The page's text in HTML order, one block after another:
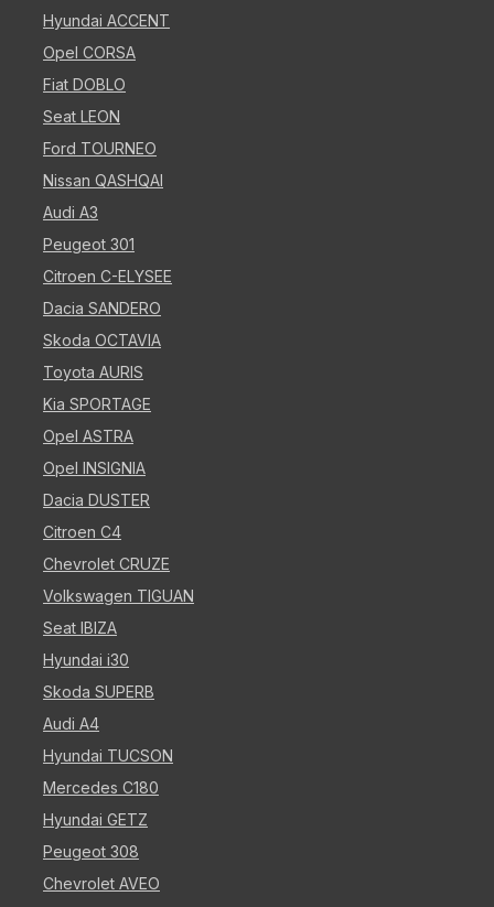
Hyundai ACCENT
Opel CORSA
Fiat DOBLO
Seat LEON
Ford TOURNEO
Nissan QASHQAI
Audi A3
Peugeot 301
Citroen C-ELYSEE
Dacia SANDERO
Skoda OCTAVIA
Toyota AURIS
Kia SPORTAGE
Opel ASTRA
Opel INSIGNIA
Dacia DUSTER
Citroen C4
Chevrolet CRUZE
Volkswagen TIGUAN
Seat IBIZA
Hyundai i30
Skoda SUPERB
Audi A4
Hyundai TUCSON
Mercedes C180
Hyundai GETZ
Peugeot 308
Chevrolet AVEO